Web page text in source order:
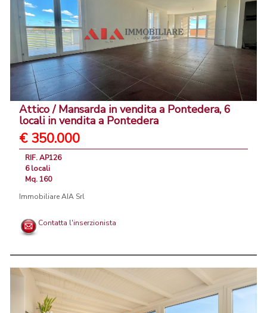
Attico / Mansarda in vendita a Pontedera, 6
locali in vendita a Pontedera
€ 350.000
RIF. AP126
6 locali
Mq. 160
Immobiliare AIA Srl
Contatta l'inserzionista